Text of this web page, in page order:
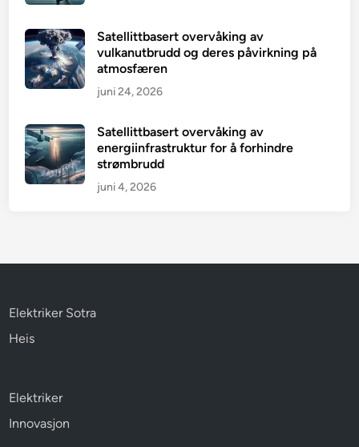
Satellittbasert overvåking av
vulkanutbrudd og deres påvirkning på
atmosfæren
juni 24, 2026
Satellittbasert overvåking av
energiinfrastruktur for å forhindre
strømbrudd
juni 4, 2026
Elektriker Sotra
Heis
Elektriker
Innovasjon